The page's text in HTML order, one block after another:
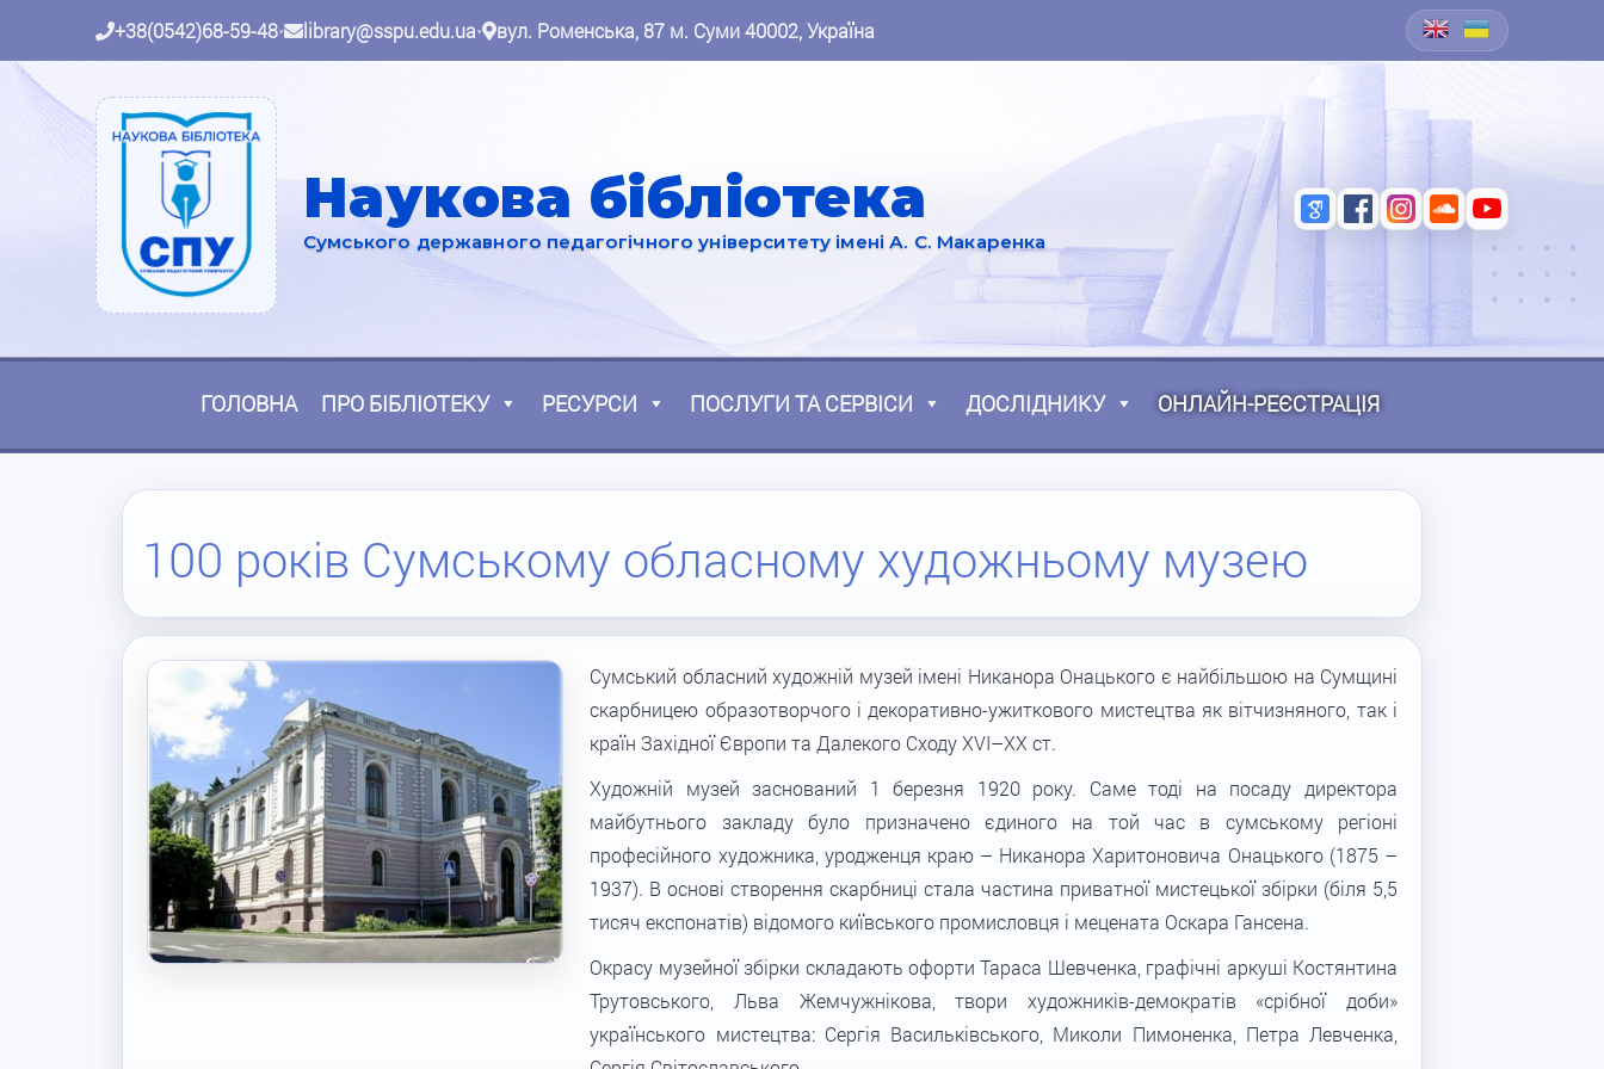
+38(0542)68-59-48• library@sspu.edu.ua• вул. Роменська, 87 м. Суми 40002, Україна
Наукова бібліотека
Сумського державного педагогічного університету імені А. С. Макаренка
ГОЛОВНА ПРО БІБЛІОТЕКУ РЕСУРСИ ПОСЛУГИ ТА СЕРВІСИ ДОСЛІДНИКУ ОНЛАЙН-РЕЄСТРАЦІЯ
100 років Сумському обласному художньому музею
Сумський обласний художній музей імені Никанора Онацького є найбільшою на Сумщині
скарбницею образотворчого і декоративно-ужиткового мистецтва як вітчизняного, так і
країн Західної Європи та Далекого Сходу XVI–XX ст.
Художній музей заснований 1 березня 1920 року. Саме тоді на посаду директора
майбутнього закладу було призначено єдиного на той час в сумському регіоні
професійного художника, уродженця краю – Никанора Харитоновича Онацького (1875 –
1937). В основі створення скарбниці стала частина приватної мистецької збірки (біля 5,5
тисяч експонатів) відомого київського промисловця і мецената Оскара Гансена.
Окрасу музейної збірки складають офорти Тараса Шевченка, графічні аркуші Костянтина
Трутовського, Льва Жемчужнікова, твори художників-демократів «срібної доби»
українського мистецтва: Сергія Васильківського, Миколи Пимоненка, Петра Левченка,